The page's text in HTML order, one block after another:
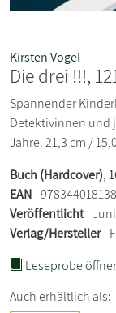
Kirsten Vogel
Die drei !!!,
Spannender
Detektivinnen und
Jahre. 21,3 cm /
Buch (Hardcover),
EAN
Veröffentlicht
Verlag/Hersteller
Leseprobe
Auch erhältlich als: